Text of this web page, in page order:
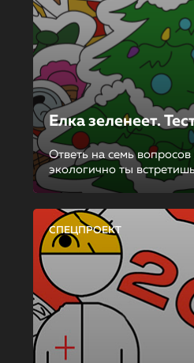
Елка зеленеет.
Ответь на семь вопросов
экологично ты
СПЕЦПРОЕКТ